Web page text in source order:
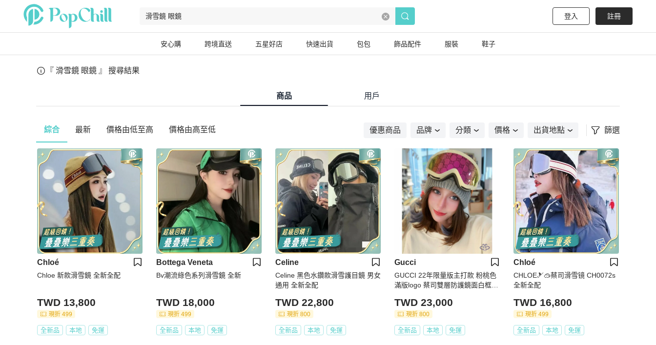
登入 註冊
安心購 跨境直送 五星好店 快速出貨 包包 飾品配件 服裝 鞋子
『 滑雪鏡 眼鏡 』 搜尋結果
商品 用戶
綜合 最新 價格由低至高 價格由高至低 優惠商品 品牌 分類 價格 出貨地點 篩選
Chloé
Chloe 新款滑雪鏡 全新全配
TWD 13,800
現折 499
全新品 本地 免運
Bottega Veneta
Bv潮流綠色系列滑雪鏡 全新
TWD 18,000
現折 499
全新品 本地 免運
Celine
Celine 黑色水鑽款滑雪護目鏡 男女
通用 全新全配
TWD 22,800
現折 800
全新品 本地 免運
Gucci
GUCCI 22年限量版主打款 粉桃色
滿版logo 蔡司雙層防護鏡面白框造
TWD 23,000
現折 800
全新品 本地 免運
Chloé
CHLOE🎿🥽蔡司滑雪镜 CH0072s
全新全配
TWD 16,800
現折 499
全新品 本地 免運